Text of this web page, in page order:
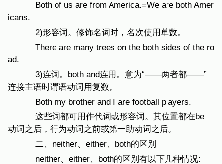
Both of us are from America.=We are both Amer
icans.
2)形容词。修饰名词时，名次使用单数。
There are many trees on the both sides of the ro
ad.
3)连词。both and连用。意为“——两者都——”
连接主语时谓语动词用复数。
Both my brother and I are football players.
这些词都可用作代词或形容词。其位置都在be
动词之后，行为动词之前或第一助动词之后。
二、neither、either、both的区别
neither、either、both的区别有以下几种情况: